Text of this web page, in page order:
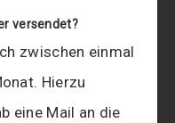
versendet?
zwischen einmal
Hierzu
eine Mail an die